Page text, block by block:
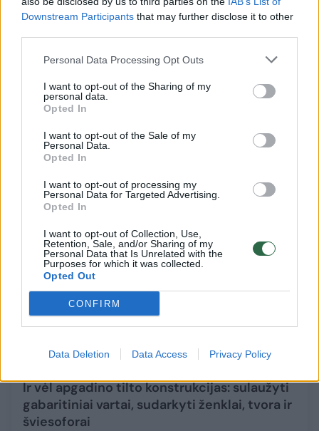
Downstream Participants that may further disclose it to other
Personal Data Processing Opt Outs
I want to opt-out of the Sharing of my
personal data.
Opted In
I want to opt-out of the Sale of my
Personal Data.
Opted In
I want to opt-out of processing my
Personal Data for Targeted Advertising.
Opted In
I want to opt-out of Collection, Use,
Retention, Sale, and/or Sharing of my
Personal Data that Is Unrelated with the
Purposes for which it was collected.
Opted Out
CONFIRM
Data Deletion Data Access Privacy Policy
Audros padariniai Kauno regione: vėjas
privačių namų, automobilių ir kelių
Pirmadienį
iki 15 valandos – 46 iškvietimai
Gamta 2024-07-29
Ir vėl apgadino tilto konstrukcijas: sulaužyti
gabaritiniai vartai, sudarkyti ženklai, tvora ir
šviesoforai